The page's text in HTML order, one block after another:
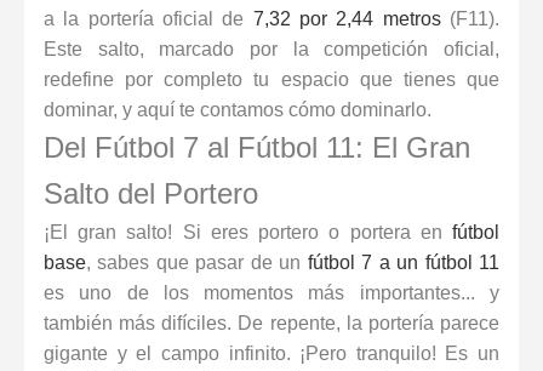
a la portería oficial de 7,32 por 2,44 metros(F11).
Este salto, marcado por lacompetición oficial ,
redefine por completo tu espacio que tienes que
dominar, y aquí te contamos cómo dominarlo.
Del Fútbol 7 al Fútbol 11: El Gran
Salto del Portero
¡El gran salto! Si eres portero o portera en fútbol
base, sabes que pasar de un fútbol 7 a un fútbol 11
es uno de los momentos más importantes... y
también más difíciles. De repente, la portería parece
gigante y el campo infinito. ¡Pero tranquilo! Es un